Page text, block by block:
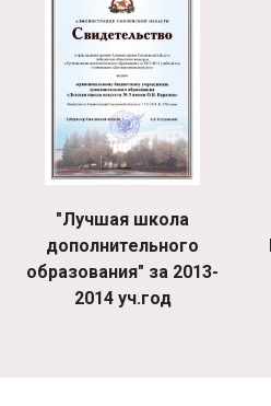
"Лучшая школа
дополнительного
образования" за 2013-
2014 уч.год